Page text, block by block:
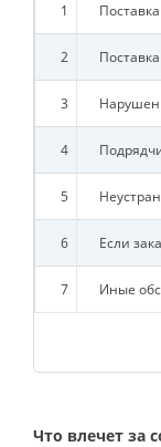
1
2
3
4
5
6 Если
7 Иные
Что влечет за